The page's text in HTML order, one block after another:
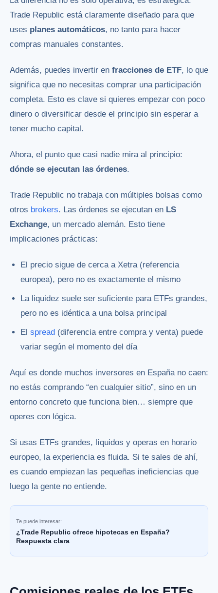
Trade Republic está claramente diseñado para que
uses planes automáticos, no tanto para hacer
compras manuales constantes.
Además, puedes invertir en fracciones de ETF, lo que
significa que no necesitas comprar una participación
completa. Esto es clave si quieres empezar con poco
dinero o diversificar desde el principio sin esperar a
tener mucho capital.
Ahora, el punto que casi nadie mira al principio:
dónde se ejecutan las órdenes.
Trade Republic no trabaja con múltiples bolsas como
otros brokers. Las órdenes se ejecutan en LS
Exchange, un mercado alemán. Esto tiene
implicaciones prácticas:
El precio sigue de cerca a Xetra (referencia
europea), pero no es exactamente el mismo
La liquidez suele ser suficiente para ETFs grandes,
pero no es idéntica a una bolsa principal
Elspread (diferencia entre compra y venta) puede
variar según el momento del día
Aquí es donde muchos inversores en España no caen:
no estás comprando “en cualquier sitio”, sino en un
entorno concreto que funciona bien… siempre que
operes con lógica.
Si usas ETFs grandes, líquidos y operas en horario
europeo, la experiencia es fluida. Si te sales de ahí,
es cuando empiezan las pequeñas ineficiencias que
luego la gente no entiende.
Te puede interesar:
¿Trade Republic ofrece hipotecas en España?
Respuesta clara